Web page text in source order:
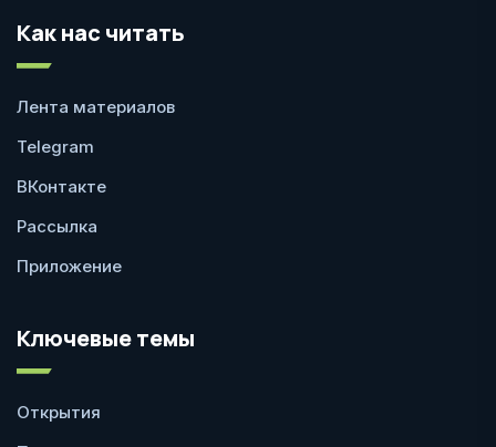
Как нас читать
Лента материалов
Telegram
ВКонтакте
Рассылка
Приложение
Ключевые темы
Открытия